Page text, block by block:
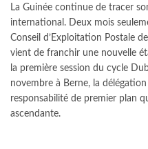
La Guinée continue de tracer
international. Deux mois
Conseil d’Exploitation Postale
vient de franchir une nouvelle
la première session du cycle
novembre à Berne, la
responsabilité de premier plan
ascendante.